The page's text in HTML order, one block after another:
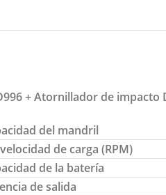
+ Atornillador de impacto
del mandril
de carga (RPM)
de la batería
de salida